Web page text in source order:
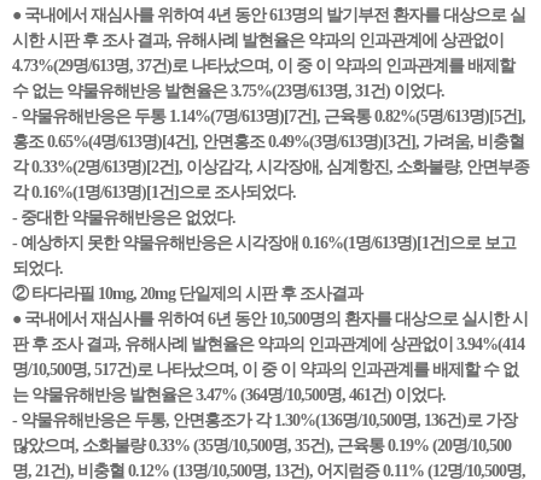
● 국내에서 재심사를 위하여 4년 동안 613명의 발기부전 환자를 대상으로 실
시한 시판 후 조사 결과, 유해사례 발현율은 약과의 인과관계에 상관없이
4.73%(29명/613명, 37건)로 나타났으며, 이 중 이 약과의 인과관계를 배제할
수 없는 약물유해반응 발현율은 3.75%(23명/613명, 31건) 이었다.
- 약물유해반응은 두통 1.14%(7명/613명)[7건], 근육통 0.82%(5명/613명)[5건],
홍조 0.65%(4명/613명)[4건], 안면홍조 0.49%(3명/613명)[3건], 가려움, 비충혈
각 0.33%(2명/613명)[2건], 이상감각, 시각장애, 심계항진, 소화불량, 안면부종
각 0.16%(1명/613명)[1건]으로 조사되었다.
- 중대한 약물유해반응은 없었다.
- 예상하지 못한 약물유해반응은 시각장애 0.16%(1명/613명)[1건]으로 보고
되었다.
② 타다라필 10mg, 20mg 단일제의 시판 후 조사결과
● 국내에서 재심사를 위하여 6년 동안 10,500명의 환자를 대상으로 실시한 시
판 후 조사 결과, 유해사례 발현율은 약과의 인과관계에 상관없이 3.94%(414
명/10,500명, 517건)로 나타났으며, 이 중 이 약과의 인과관계를 배제할 수 없
는 약물유해반응 발현율은 3.47% (364명/10,500명, 461건) 이었다.
- 약물유해반응은 두통, 안면홍조가 각 1.30%(136명/10,500명, 136건)로 가장
많았으며, 소화불량 0.33% (35명/10,500명, 35건), 근육통 0.19% (20명/10,500
명, 21건), 비충혈 0.12% (13명/10,500명, 13건), 어지럼증 0.11% (12명/10,500명,